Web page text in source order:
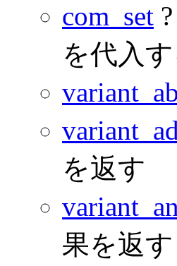
com_set
を代入す
を返す
果を返す